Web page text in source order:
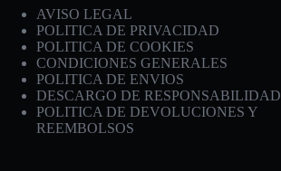
AVISO LEGAL
POLITICA DE PRIVACIDAD
POLITICA DE COOKIES
CONDICIONES GENERALES
POLITICA DE ENVIOS
DESCARGO DE RESPONSABILIDAD
POLITICA DE DEVOLUCIONES Y
REEMBOLSOS